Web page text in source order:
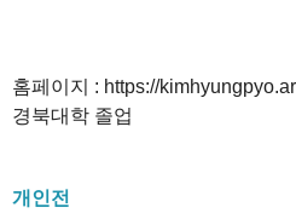
홈페이지 : https://kimhyungpyo.
경북대학 졸업
개인전